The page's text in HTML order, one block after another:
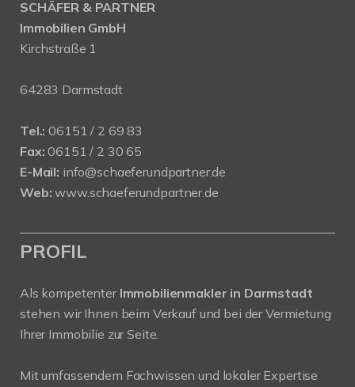
SCHÄFER & PARTNER
Immobilien GmbH
Kirchstraße 1
64283 Darmstadt
Tel.: 06151 / 2 69 83
Fax: 06151 / 2 30 65
E-Mail: info@schaeferundpartner.de
Web: www.schaeferundpartner.de
PROFIL
Als kompetenter Immobilienmakler in Darmstadt
stehen wir Ihnen beim Verkauf und bei der Vermietung
Ihrer Immobilie zur Seite.
Mit umfassendem Fachwissen und lokaler Expertise